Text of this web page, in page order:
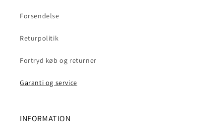
Forsendelse
Returpolitik
Fortryd køb og returner
Garanti og service
INFORMATION